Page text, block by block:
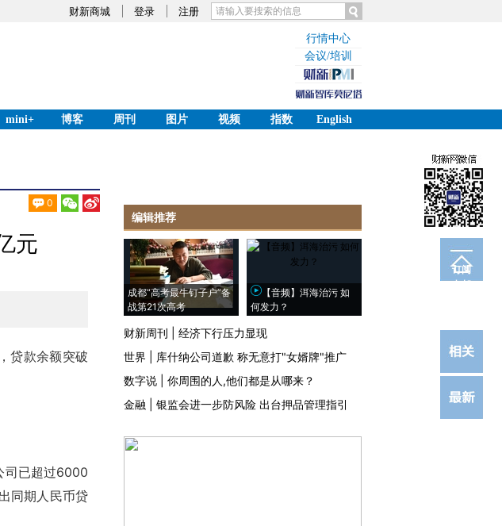
财新商城 登录 注册
行情中心
会议/培训
mini+ 博客 周刊 图片 视频 指数
English
0
订阅
电邮
元
贷款余额突破
已超过6000
同期人民币贷
编辑推荐
成都“高考最牛钉子户”备
战第21次高考
【音频】洱海治污 如
何发力？
财新周刊
经济下行压力显现
世界
库什纳公司道歉 称无意打"女婿牌"推广
数字说
你周围的人,他们都是从哪来？
金融
银监会进一步防风险 出台押品管理指引